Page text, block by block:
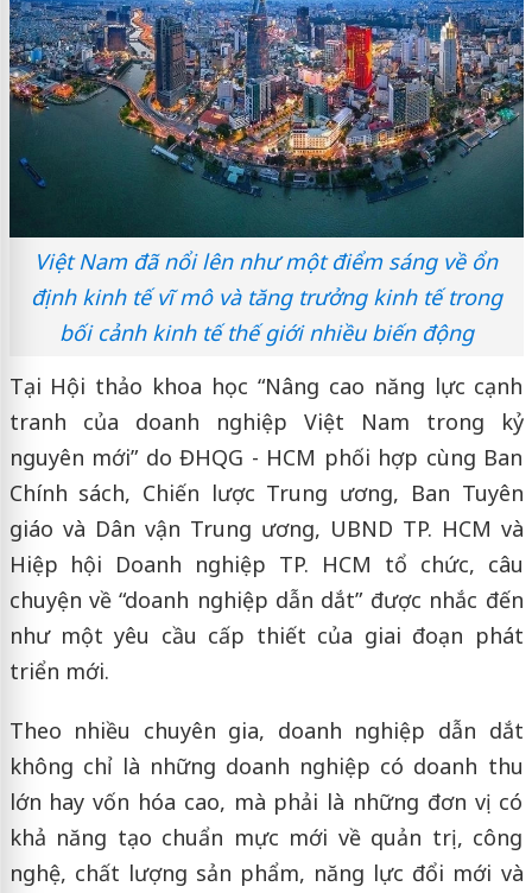
Việt Nam đã nổi lên như một điểm sáng về ổn
định kinh tế vĩ mô và tăng trưởng kinh tế trong
bối cảnh kinh tế thế giới nhiều biến động
Tại Hội thảo khoa học “Nâng cao năng lực cạnh
tranh của doanh nghiệp Việt Nam trong kỷ
nguyên mới” do ĐHQG - HCM phối hợp cùng Ban
Chính sách, Chiến lược Trung ương, Ban Tuyên
giáo và Dân vận Trung ương, UBND TP. HCM và
Hiệp hội Doanh nghiệp TP. HCM tổ chức, câu
chuyện về “doanh nghiệp dẫn dắt” được nhắc đến
như một yêu cầu cấp thiết của giai đoạn phát
triển mới.
Theo nhiều chuyên gia, doanh nghiệp dẫn dắt
không chỉ là những doanh nghiệp có doanh thu
lớn hay vốn hóa cao, mà phải là những đơn vị có
khả năng tạo chuẩn mực mới về quản trị, công
nghệ, chất lượng sản phẩm, năng lực đổi mới và